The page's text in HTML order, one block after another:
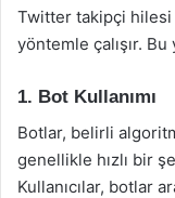
Twitter takipçi hilesi
yöntemle çalışır.
1. Bot Kullanımı
Botlar, belirli
genellikle hızlı bir
Kullanıcılar, botlar